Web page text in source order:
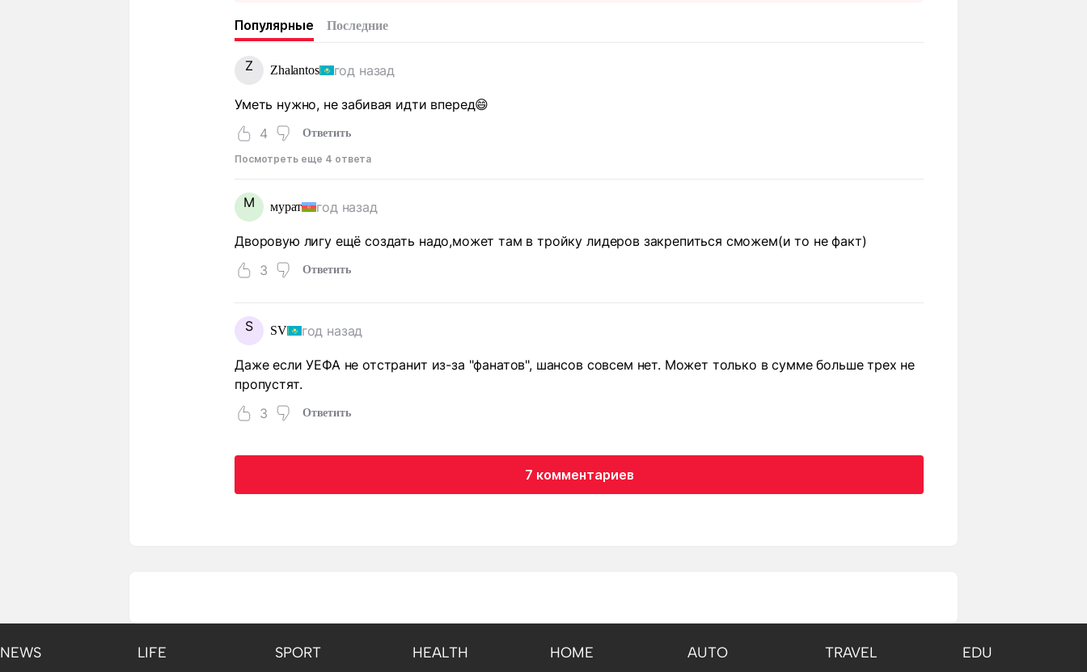
Популярные Последние
Z Zhalantos год назад
Уметь нужно, не забивая идти вперед😄
4
Ответить
Посмотреть еще 4 ответа
М мурат год назад
Дворовую лигу ещё создать надо,может там в тройку лидеров закрепиться сможем(и то не факт)
3
Ответить
S SV год назад
Даже если УЕФА не отстранит из-за "фанатов", шансов совсем нет. Может только в сумме больше трех не
пропустят.
3
Ответить
7 комментариев
NEWS LIFE SPORT HEALTH HOME AUTO TRAVEL EDU